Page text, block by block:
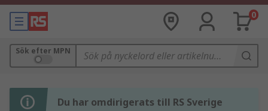
0
Sök efter MPN
Du har omdirigerats till RS Sverige